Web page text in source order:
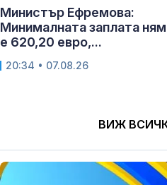
Министър Ефремова:
Минималната заплата
е 620,20 евро,...
20:34 • 07.08.26
ВИЖ